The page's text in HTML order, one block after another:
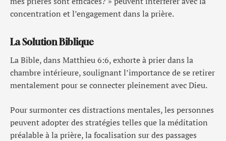
concentration et l’engagement dans la prière.
La Solution Biblique
La Bible, dans Matthieu 6:6, exhorte à prier dans la
chambre intérieure, soulignant l’importance de se retirer
mentalement pour se connecter pleinement avec Dieu.
Pour surmonter ces distractions mentales, les personnes
peuvent adopter des stratégies telles que la méditation
préalable à la prière, la focalisation sur des passages